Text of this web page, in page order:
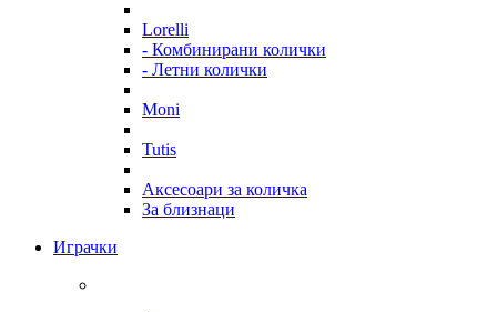
Lorelli
- Комбинирани колички
- Летни колички
Moni
Tutis
Аксесоари за количка
За близнаци
Играчки